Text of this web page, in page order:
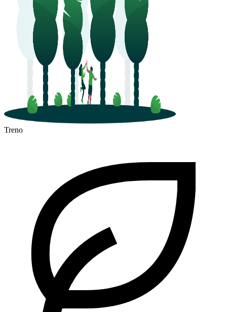
Treno